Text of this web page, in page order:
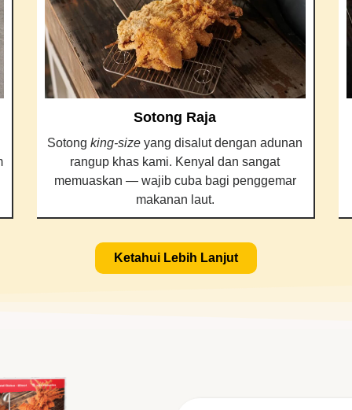
Sotong Raja
Sotongking-size yang disalut dengan adunan
rangup khas kami. Kenyal dan sangat
memuaskan — wajib cuba bagi penggemar
makanan laut.
Ketahui Lebih Lanjut